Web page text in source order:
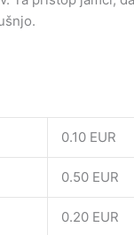
0.10 EUR
0.50 EUR
0.20 EUR